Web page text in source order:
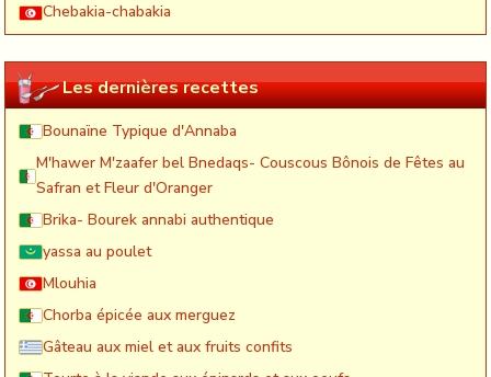
Chebakia-chabakia
Les dernières recettes
Bounaïne Typique d'Annaba
M'hawer M'zaafer bel Bnedaqs- Couscous Bônois de Fêtes au
Safran et Fleur d'Oranger
Brika- Bourek annabi authentique
yassa au poulet
Mlouhia
Chorba épicée aux merguez
Gâteau aux miel et aux fruits confits